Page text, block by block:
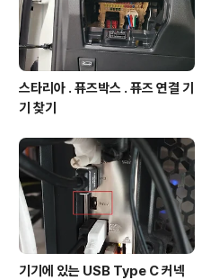
스타리아 . 퓨즈박스 . 퓨즈 연결 기
기 찾기
기기에 있는 USB Type C 커넥